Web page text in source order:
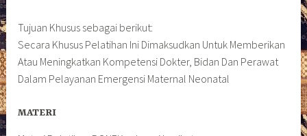
Tujuan Khusus sebagai berikut:
Secara Khusus Pelatihan Ini Dimaksudkan Untuk Memberikan
Atau Meningkatkan Kompetensi Dokter, Bidan Dan Perawat
Dalam Pelayanan Emergensi Maternal Neonatal
MATERI